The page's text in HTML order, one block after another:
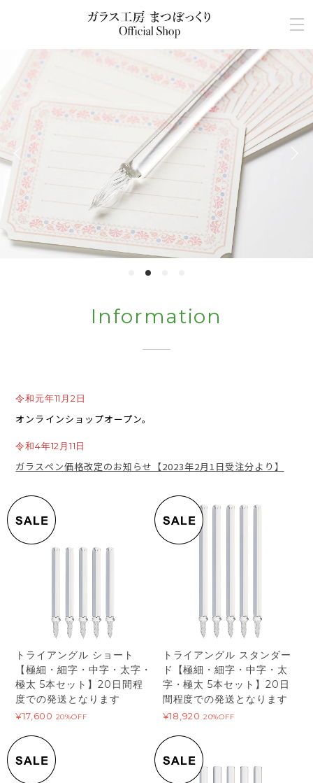
Information
令和元年11月2日
オンラインショップオープン。
令和4年12月11日
ガラスペン価格改定のお知らせ【2023年2月1日受注分より】
トライアングル ショート
【極細・細字・中字・太字・
極太 5本セット】20日間程
度での発送となります
¥17,600 20%OFF
トライアングル スタンダー
ド【極細・細字・中字・太
字・極太 5本セット】20日
間程度での発送となります
¥18,920 20%OFF